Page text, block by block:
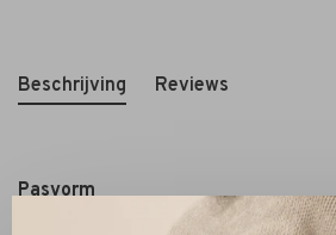
Beschrijving Reviews
Pasvorm